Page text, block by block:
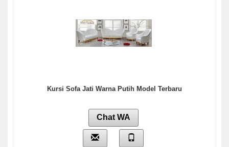
Kursi Sofa Jati Warna Putih Model Terbaru
Chat WA